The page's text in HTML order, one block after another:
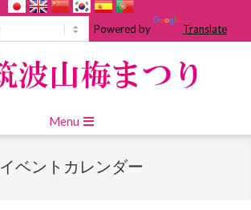
Powered by Translate
Menu
イベントカレンダー